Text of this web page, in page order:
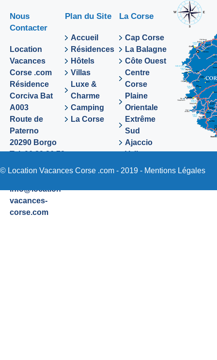
Nous
Contacter
Location
Vacances
Corse .com
Résidence
Corciva Bat
A003
Route de
Paterno
20290 Borgo
Tel. 06 89 36 72
info@location-
vacances-
corse.com
Plan du Site
Accueil
Résidences
Hôtels
Villas
Luxe &
Charme
Camping
La Corse
La Corse
Cap Corse
La Balagne
Côte Ouest
Centre
Corse
Plaine
Orientale
Extrême
Sud
Ajaccio
Valinco
Sartene
© Location Vacances Corse .com - 2019 - Mentions Légales